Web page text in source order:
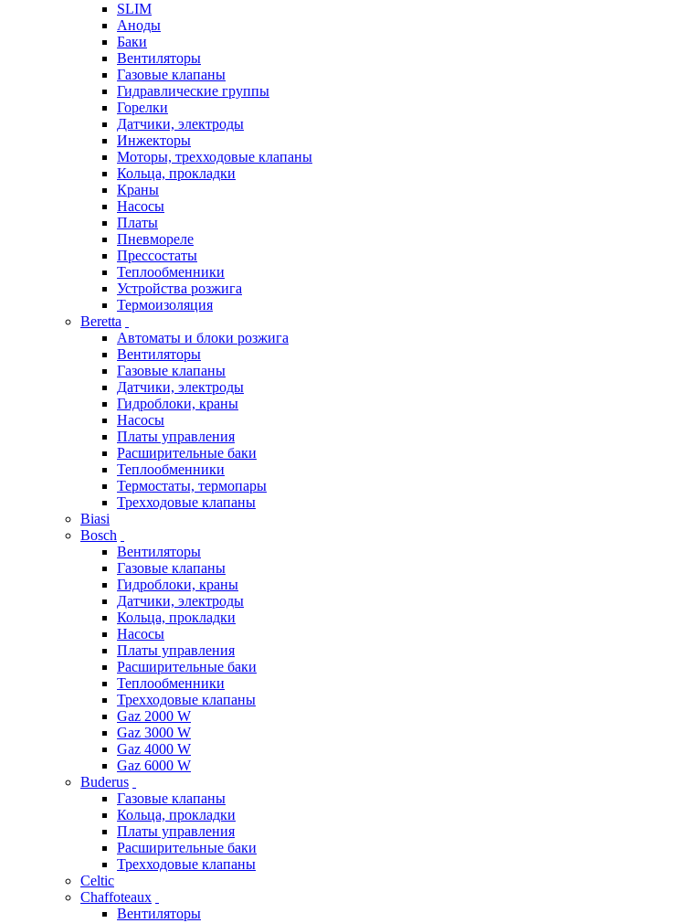
SLIM
Аноды
Баки
Вентиляторы
Газовые клапаны
Гидравлические группы
Горелки
Датчики, электроды
Инжекторы
Моторы, трехходовые клапаны
Кольца, прокладки
Краны
Насосы
Платы
Пневмореле
Прессостаты
Теплообменники
Устройства розжига
Термоизоляция
Beretta
Автоматы и блоки розжига
Вентиляторы
Газовые клапаны
Датчики, электроды
Гидроблоки, краны
Насосы
Платы управления
Расширительные баки
Теплообменники
Термостаты, термопары
Трехходовые клапаны
Biasi
Bosch
Вентиляторы
Газовые клапаны
Гидроблоки, краны
Датчики, электроды
Кольца, прокладки
Насосы
Платы управления
Расширительные баки
Теплообменники
Трехходовые клапаны
Gaz 2000 W
Gaz 3000 W
Gaz 4000 W
Gaz 6000 W
Buderus
Газовые клапаны
Кольца, прокладки
Платы управления
Расширительные баки
Трехходовые клапаны
Celtic
Chaffoteaux
Вентиляторы